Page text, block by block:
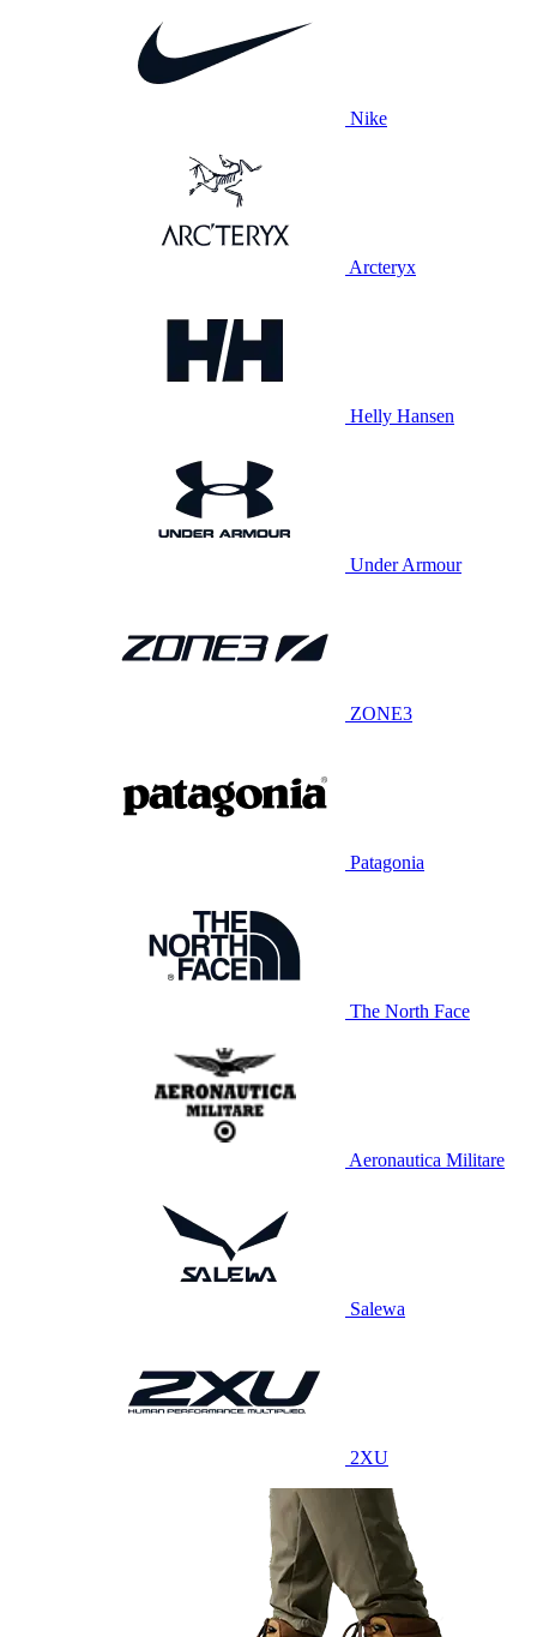
Nike
Arcteryx
Helly Hansen
Under Armour
ZONE3
Patagonia
The North Face
Aeronautica Militare
Salewa
2XU